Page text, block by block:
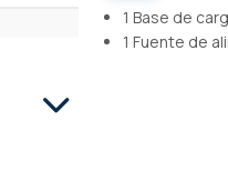
1 Base de
1 Fuente de